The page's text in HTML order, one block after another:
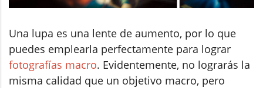
Una lupa es una lente de aumento, por lo que
puedes emplearla perfectamente para lograr
fotografías macro. Evidentemente, no lograrás la
misma calidad que un objetivo macro, pero